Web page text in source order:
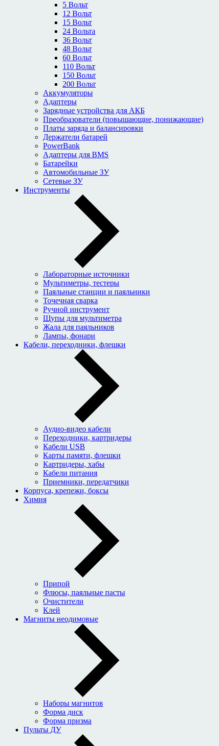
5 Вольт
12 Вольт
15 Вольт
24 Вольта
36 Вольт
48 Вольт
60 Вольт
110 Вольт
150 Вольт
200 Вольт
Аккумуляторы
Адаптеры
Зарядные устройства для АКБ
Преобразователи (повышающие, понижающие)
Платы заряда и балансировки
Держатели батарей
PowerBank
Адаптеры для BMS
Батарейки
Автомобильные ЗУ
Сетевые ЗУ
Инструменты
Лабораторные источники
Мультиметры, тестеры
Паяльные станции и паяльники
Точечная сварка
Ручной инструмент
Щупы для мультиметра
Жала для паяльников
Лампы, фонари
Кабели, переходники, флешки
Аудио-видео кабели
Переходники, картридеры
Кабели USB
Карты памяти, флешки
Картридеры, хабы
Кабели питания
Приемники, передатчики
Корпуса, крепежи, боксы
Химия
Припой
Флюсы, паяльные пасты
Очистители
Клей
Магниты неодимовые
Наборы магнитов
Форма диск
Форма призма
Пульты ДУ